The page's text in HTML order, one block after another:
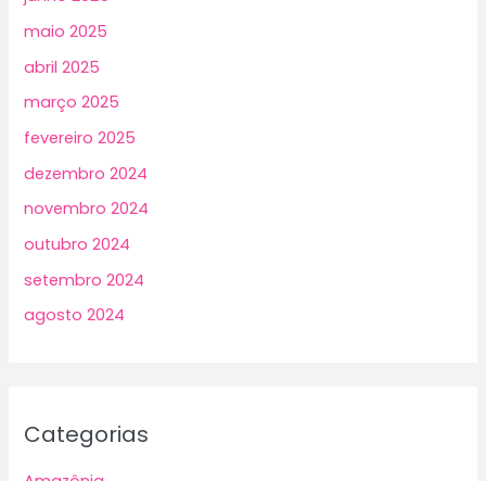
maio 2025
abril 2025
março 2025
fevereiro 2025
dezembro 2024
novembro 2024
outubro 2024
setembro 2024
agosto 2024
Categorias